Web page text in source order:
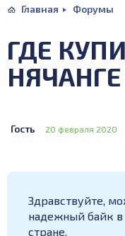
Главная Форумы
ГДЕ
НЯЧАНГЕ
Гость 20 февраля 2020
Здравствуйте,
надежный байк
стране.